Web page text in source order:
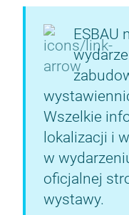
ESBAU
Wszelkie
lokalizacji i
w
oficjalnej
wystawy.